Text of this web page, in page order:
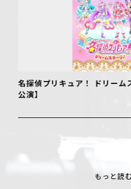
名探偵プリキュア！ ドリー
公演】
もっと読む